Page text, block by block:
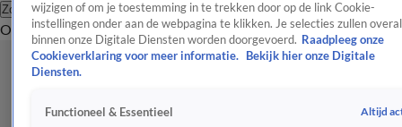
Zoeken
OverzichtEntertainmentSpraakmakendRealityCrimeVideo's
wijzigen of om je toestemming in te trekken door op de link Cookie-
instellingen onder aan de webpagina te klikken. Je selecties zullen overal
binnen onze Digitale Diensten worden doorgevoerd. Raadpleeg onze
Cookieverklaring voor meer informatie.
Bekijk hier onze Digitale
Diensten.
Functioneel & Essentieel Altijd